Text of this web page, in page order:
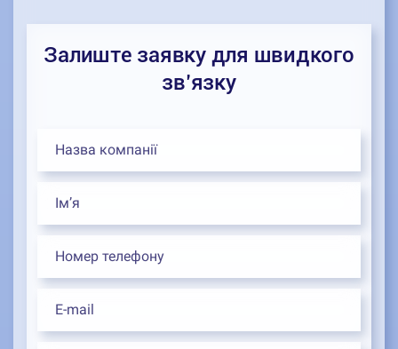
Залиште заявку для швидкого
зв’язку